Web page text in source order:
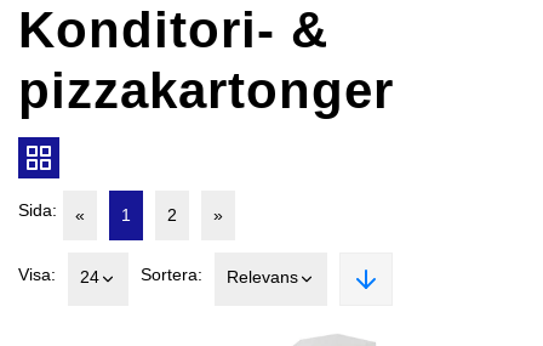
Konditori- &
pizzakartonger
Sida: « 1 2 »
Visa: 24 Sortera: Relevans